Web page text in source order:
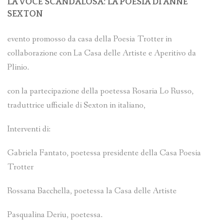
SEXTON
evento promosso da casa della Poesia Trotter in
collaborazione con La Casa delle Artiste e Aperitivo da
Plinio.
con la partecipazione della poetessa Rosaria Lo Russo,
traduttrice ufficiale di Sexton in italiano,
Interventi di:
Gabriela Fantato, poetessa presidente della Casa Poesia
Trotter
Rossana Bacchella, poetessa la Casa delle Artiste
Pasqualina Deriu, poetessa.